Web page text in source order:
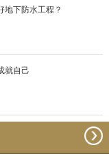
地下防水工程？
就自己